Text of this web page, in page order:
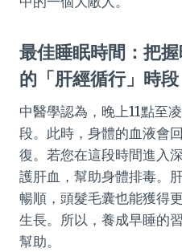
最佳睡眠時間：把
的「肝經循行」時段
中醫學認為，晚上11點至
段。此時，身體的血液會
復。若您在這段時間進入
護肝血，幫助身體排毒。
暢順，頭髮毛囊也能獲得
生長。所以，養成早睡的
幫助。